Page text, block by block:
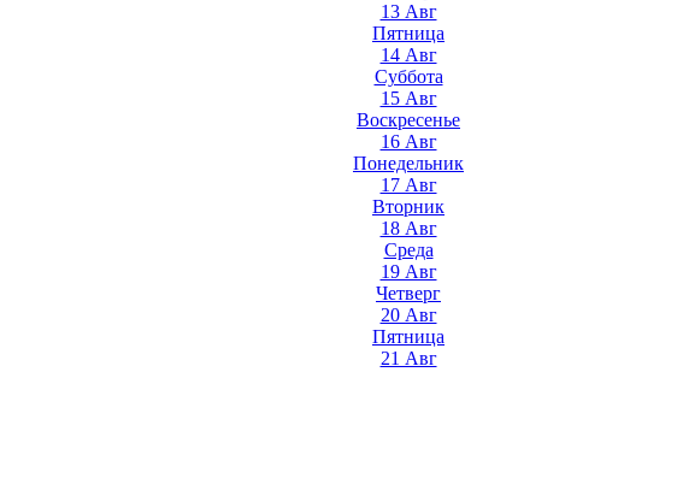
13 Авг
Пятница
14 Авг
Суббота
15 Авг
Воскресенье
16 Авг
Понедельник
17 Авг
Вторник
18 Авг
Среда
19 Авг
Четверг
20 Авг
Пятница
21 Авг